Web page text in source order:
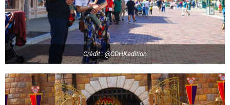
Crédit : @CDHKedition